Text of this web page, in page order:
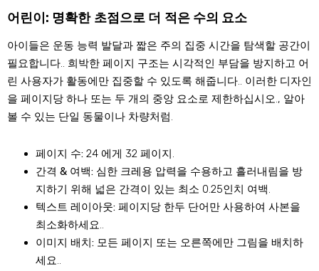
어린이: 명확한 초점으로 더 적은 수의 요소
아이들은 운동 능력 발달과 짧은 주의 집중 시간을 탐색할 공간이
필요합니다.. 희박한 페이지 구조는 시각적인 부담을 방지하고 어
린 사용자가 활동에만 집중할 수 있도록 해줍니다.. 이러한 디자인
을 페이지당 하나 또는 두 개의 중앙 요소로 제한하십시오., 알아
볼 수 있는 단일 동물이나 차량처럼.
페이지 수: 24 에게 32 페이지.
간격 & 여백: 심한 크레용 압력을 수용하고 흘러내림을 방
지하기 위해 넓은 간격이 있는 최소 0.25인치 여백.
텍스트 레이아웃: 페이지당 한두 단어만 사용하여 사본을
최소화하세요..
이미지 배치: 모든 페이지 또는 오른쪽에만 그림을 배치하
세요..